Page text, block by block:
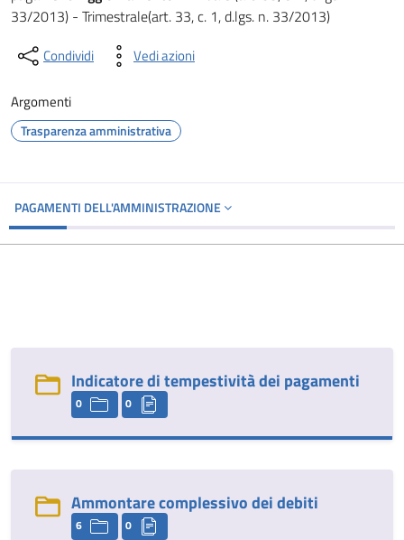
33/2013) - Trimestrale(art. 33, c. 1, d.lgs. n. 33/2013)
Condividi Vedi azioni
Argomenti
Trasparenza amministrativa
PAGAMENTI DELL'AMMINISTRAZIONE
Indicatore di tempestività dei pagamenti
0 0
Ammontare complessivo dei debiti
6 0